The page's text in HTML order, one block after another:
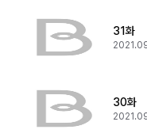
31화
30화